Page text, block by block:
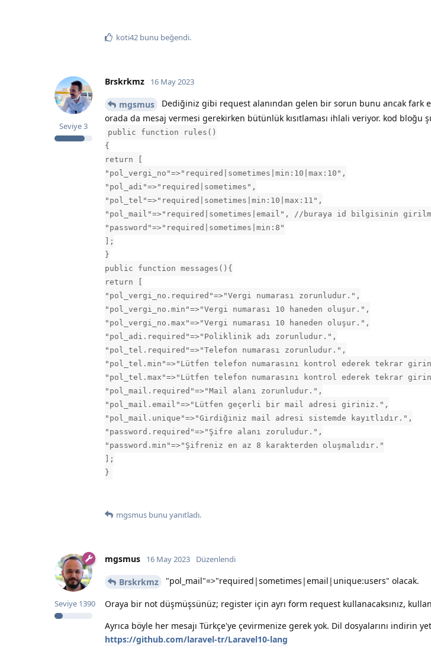
koti42 bunu beğendi.
Brskrkmz
Seviye3
16 May 2023
mgsmus
Dediğiniz gibi request alanından gelen bir sorun bunu ancak
orada da mesaj vermesi gerekirken bütünlük kısıtlaması ihlali veriyor. kod bloğu
public function rules()
{
return [
"pol_vergi_no"=>"required|sometimes|min:10|max:10",
"pol_adi"=>"required|sometimes",
"pol_tel"=>"required|sometimes|min:10|max:11",
"pol_mail"=>"required|sometimes|email", //buraya id bilgisinin
"password"=>"required|sometimes|min:8"
];
}
public function messages(){
return [
"pol_vergi_no.required"=>"Vergi numarası zorunludur.",
"pol_vergi_no.min"=>"Vergi numarası 10 haneden oluşur.",
"pol_vergi_no.max"=>"Vergi numarası 10 haneden oluşur.",
"pol_adi.required"=>"Poliklinik adı zorunludur.",
"pol_tel.required"=>"Telefon numarası zorunludur.",
"pol_tel.min"=>"Lütfen telefon numarasını kontrol ederek tekrar
"pol_tel.max"=>"Lütfen telefon numarasını kontrol ederek tekrar
"pol_mail.required"=>"Mail alanı zorunludur.",
"pol_mail.email"=>"Lütfen geçerli bir mail adresi giriniz.",
"pol_mail.unique"=>"Girdiğiniz mail adresi sistemde kayıtlıdır.",
"password.required"=>"Şifre alanı zoruludur.",
"password.min"=>"Şifreniz en az 8 karakterden oluşmalıdır."
];
}
mgsmus bunu yanıtladı.
mgsmus
Seviye 1390
16 May 2023 Düzenlendi
Brskrkmz "pol_mail"=>"required|sometimes|email|unique:users" olacak.
Oraya bir not düşmüşsünüz; register için ayrı form request kullanacaksınız,
Ayrıca böyle her mesajı Türkçe'ye çevirmenize gerek yok. Dil dosyalarını indirin
https://github.com/laravel-tr/Laravel10-lang